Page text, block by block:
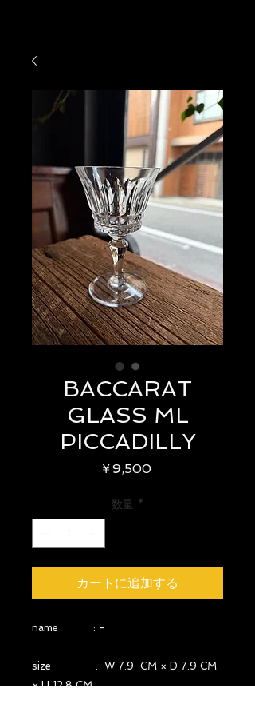
BACCARAT
GLASS ML
PICCADILLY
￥9,500価
数量 *
カートに追加する
name : -
size : W 7.9 CM × D 7.9 CM
× H 12.8 CM